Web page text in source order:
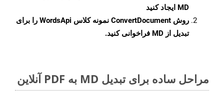
MD ایجاد کنید
روش ConvertDocument
نمونه کلاس WordsApi را برای
تبدیل از MD فراخوانی کنید.
مراحل ساده برای تبدیل MD به PDF آنلاین